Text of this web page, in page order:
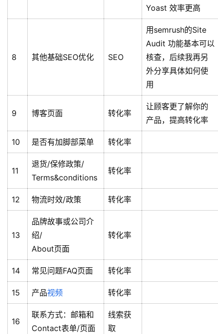
Yoast 效率更高
8 其他基础SEO优化 SEO
用semrush的Site
Audit 功能基本可以
核查，后续我再另
外分享具体如何使
用
9 博客页面 转化率
让顾客更了解你的
产品，提高转化率
10 是否有加脚部菜单 转化率
11
退货/保修政策/
Terms&conditions
转化率
12 物流时效/政策 转化率
13
品牌故事或公司介
绍/
About页面
转化率
14 常见问题FAQ页面 转化率
15 产品视频 转化率
16
联系方式：邮箱和
Contact表单/页面
线索获
取